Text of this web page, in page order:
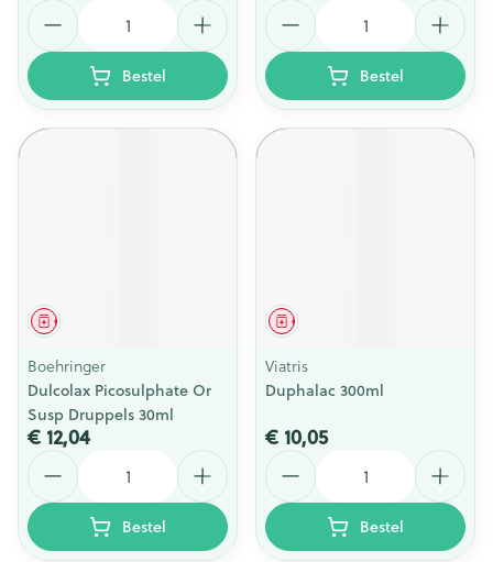
Bestel Bestel
Geneesmiddel
Boehringer
Dulcolax Picosulphate Or
Susp Druppels 30ml
€ 12,04
Bestel
Geneesmiddel
Viatris
Duphalac 300ml
€ 10,05
Bestel